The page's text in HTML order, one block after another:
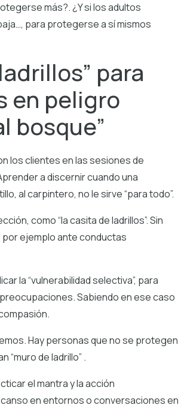
más?. ¿Y si los adultos
para protegerse a sí mismos
para
en peligro
bosque”
los clientes en las sesiones de
a discernir cuando una
al carpintero, no le sirve “para todo”.
como “la casita de ladrillos”. Sin
ejemplo ante conductas
la “vulnerabilidad selectiva”, para
Sabiendo en ese caso
Hay personas que no se protegen
“muro de ladrillo” .
el mantra y la acción
en entornos o conversaciones en